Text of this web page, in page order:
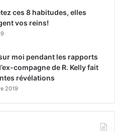
ces 8 habitudes, elles
vos reins!
moi pendant les rapports
compagne de R. Kelly fait
révélations
2019